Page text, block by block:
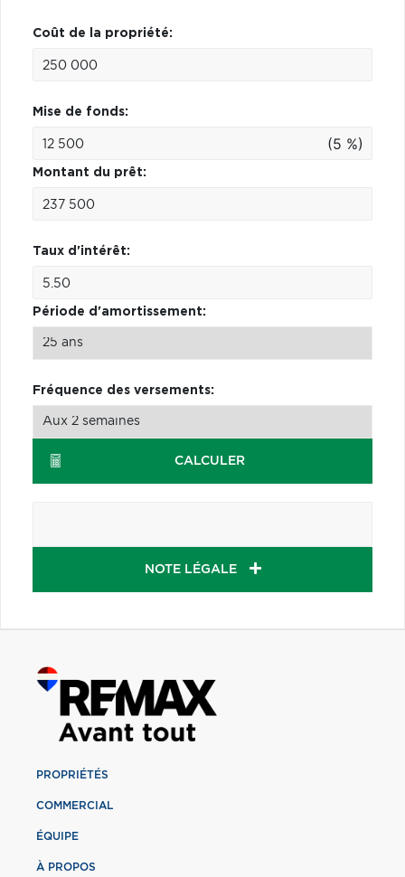
Coût de la propriété:
Mise de fonds:
(5 %)
Montant du prêt:
Taux d'intérêt:
Période d'amortissement:
Fréquence des versements:
CALCULER
NOTE LÉGALE
PROPRIÉTÉS
COMMERCIAL
ÉQUIPE
À PROPOS